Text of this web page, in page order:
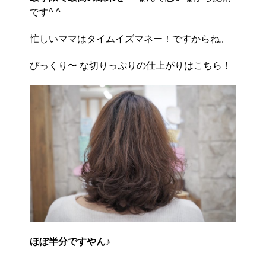
です^ ^
忙しいママはタイムイズマネー！ですからね。
びっくり〜 な切りっぷりの仕上がりはこちら！
ほぼ半分ですやん♪